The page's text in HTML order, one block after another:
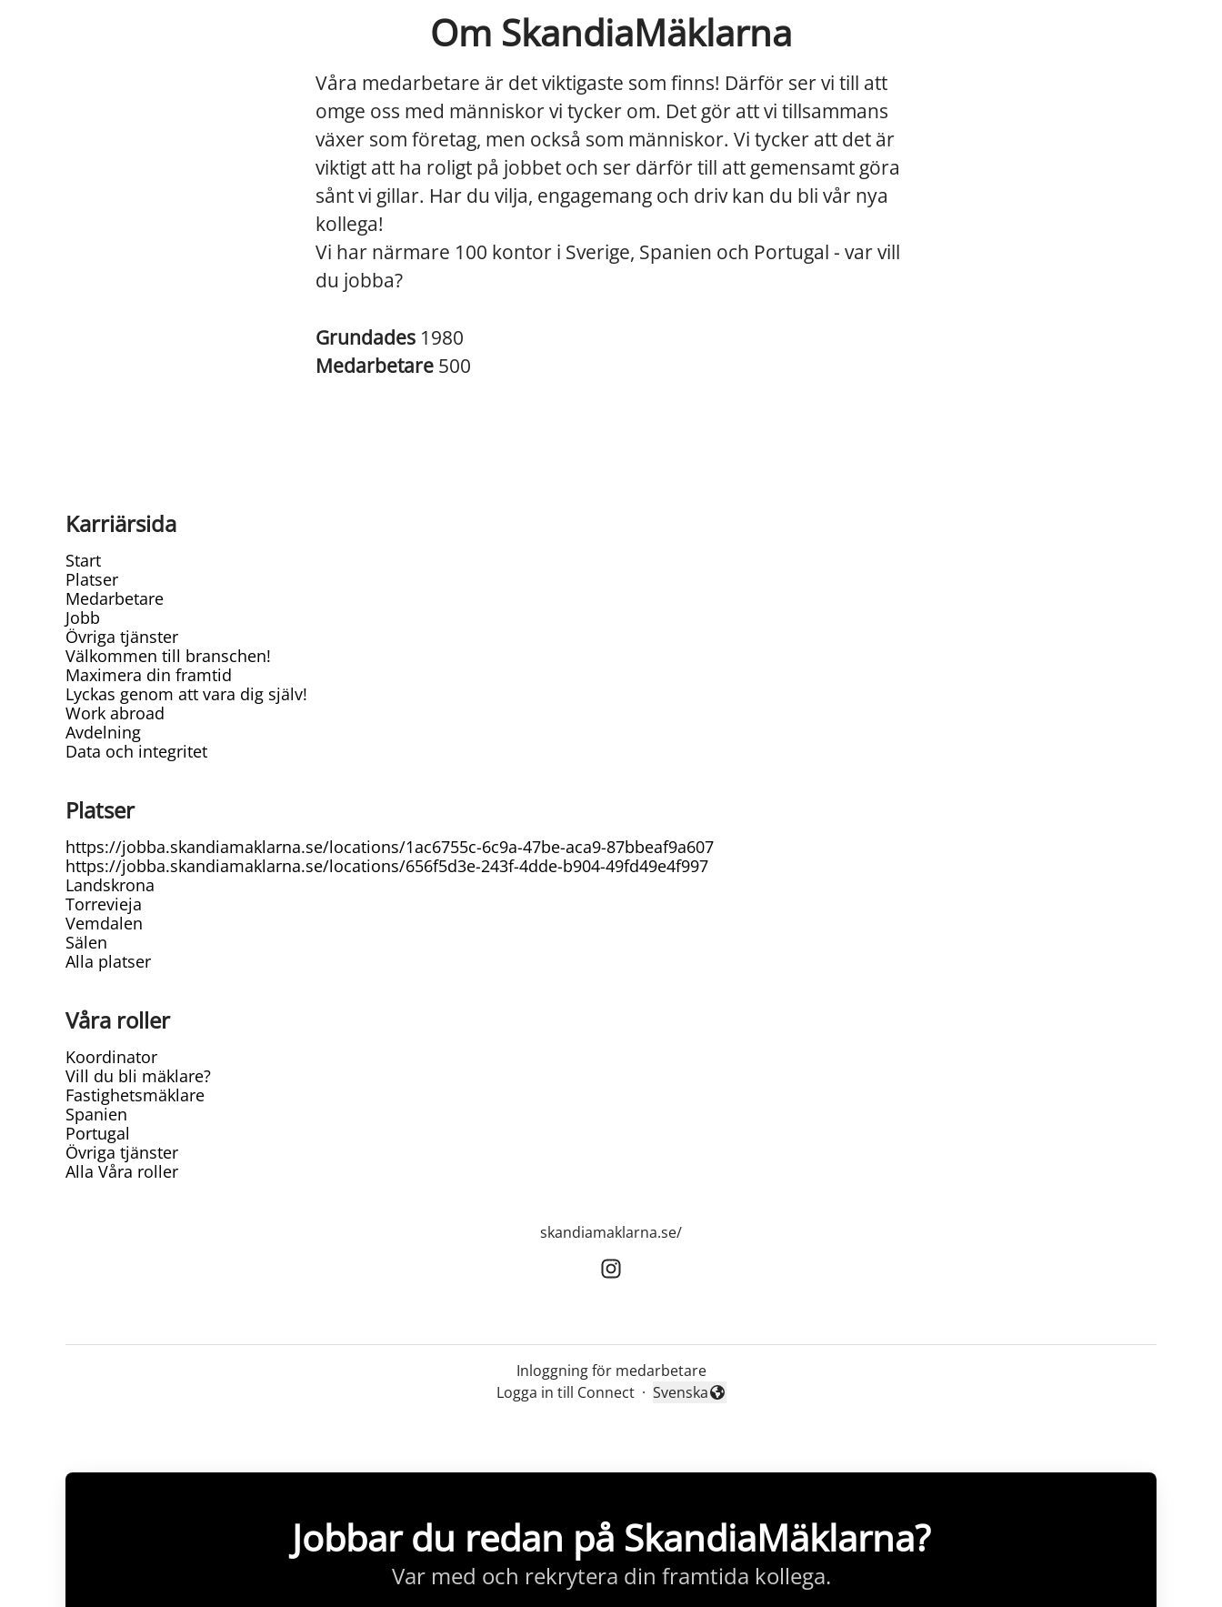
Om SkandiaMäklarna
Våra medarbetare är det viktigaste som finns! Därför ser vi till att
omge oss med människor vi tycker om. Det gör att vi tillsammans
växer som företag, men också som människor. Vi tycker att det är
viktigt att ha roligt på jobbet och ser därför till att gemensamt göra
sånt vi gillar. Har du vilja, engagemang och driv kan du bli vår nya
kollega!
Vi har närmare 100 kontor i Sverige, Spanien och Portugal - var vill
du jobba?
Grundades 1980
Medarbetare 500
Karriärsida
Start
Platser
Medarbetare
Jobb
Övriga tjänster
Välkommen till branschen!
Maximera din framtid
Lyckas genom att vara dig själv!
Work abroad
Avdelning
Data och integritet
Platser
https://jobba.skandiamaklarna.se/locations/1ac6755c-6c9a-47be-aca9-87bbeaf9a607
https://jobba.skandiamaklarna.se/locations/656f5d3e-243f-4dde-b904-49fd49e4f997
Landskrona
Torrevieja
Vemdalen
Sälen
Alla platser
Våra roller
Koordinator
Vill du bli mäklare?
Fastighetsmäklare
Spanien
Portugal
Övriga tjänster
Alla Våra roller
skandiamaklarna.se/
Inloggning för medarbetare
Logga in till Connect · Byt språk
Svenska
Jobbar du redan på SkandiaMäklarna?
Var med och rekrytera din framtida kollega.